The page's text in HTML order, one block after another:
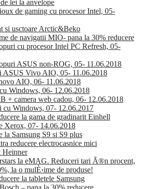
lei la anvelope
de gaming cu procesor Intel, 05-
si usctoare Arctic&Beko
de navigatii MIO- pana la 30% reducere
cu procesor Intel PC Refresh, 05-
ASUS non-ROG, 05- 11.06.2018
ASUS Vivo AIO, 05- 11.06.2018
AIO, 06- 11.06.2018
Windows, 06- 12.06.2018
+ camera web cadou, 06- 12.06.2018
Windows, 07- 12.06.2017
la gama de gradinarit Einhell
Xerox, 07- 14.06.2018
la Samsung S9 si S9 plus
reducere electrocasnice mici
Heinner
la eMAG. Reduceri tari Ã®n procent,
la o mulÈ›ime de produse!
la tabletele Samsung
– pana la 30% reducere